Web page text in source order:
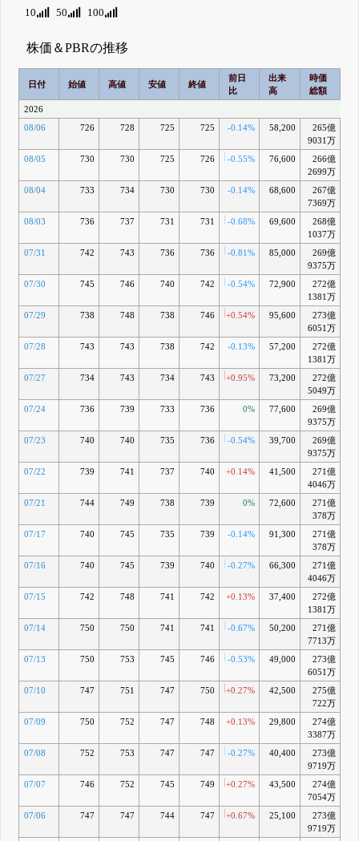
10 50 100
株価＆PBRの推移
日付 始値 高値 安値 終値
前日
比
出来
高
時価
総額
2026
08/06
726 728 725 725 -0.14% 58,200
265億
9031万
08/05 730 730 725 726 -0.55% 76,600
266億
2699万
08/04 733 734 730 730 -0.14% 68,600
267億
7369万
08/03 736 737 731 731 -0.68% 69,600
268億
1037万
07/31 742 743 736 736 -0.81% 85,000
269億
9375万
07/30 745 746 740 742 -0.54% 72,900
272億
1381万
07/29 738 748 738 746 +0.54% 95,600
273億
6051万
07/28 743 743 738 742 -0.13% 57,200
272億
1381万
07/27 734 743 734 743 +0.95% 73,200
272億
5049万
07/24 736 739 733 736 0% 77,600
269億
9375万
07/23 740 740 735 736 -0.54% 39,700
269億
9375万
07/22 739 741 737 740 +0.14% 41,500
271億
4046万
07/21 744 749 738 739 0% 72,600
271億
378万
07/17 740 745 735 739 -0.14% 91,300
271億
378万
07/16 740 745 739 740 -0.27% 66,300
271億
4046万
07/15 742 748 741 742 +0.13% 37,400
272億
1381万
07/14 750 750 741 741 -0.67% 50,200
271億
7713万
07/13 750 753 745 746 -0.53% 49,000
273億
6051万
07/10 747 751 747 750 +0.27% 42,500
275億
722万
07/09 750 752 747 748 +0.13% 29,800
274億
3387万
07/08 752 753 747 747 -0.27% 40,400
273億
9719万
07/07 746 752 745 749 +0.27% 43,500
274億
7054万
07/06 747 747 744 747 +0.67% 25,100
273億
9719万